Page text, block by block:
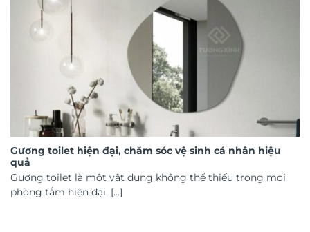
Gương toilet hiện đại, chăm sóc vệ sinh cá nhân hiệu
quả
Gương toilet là một vật dụng không thể thiếu trong mọi
phòng tắm hiện đại. [...]